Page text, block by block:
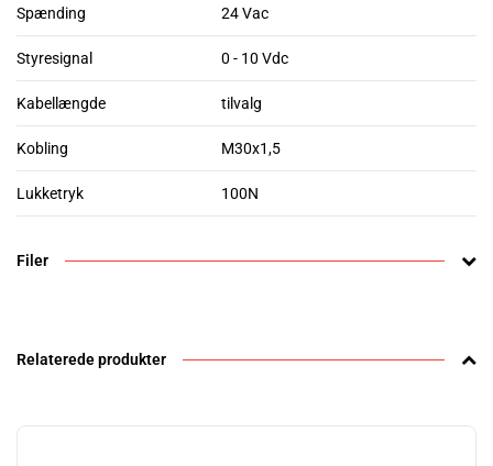
Spænding 24 Vac
Styresignal 0 - 10 Vdc
Kabellængde tilvalg
Kobling M30x1,5
Lukketryk 100N
Filer
Relaterede produkter